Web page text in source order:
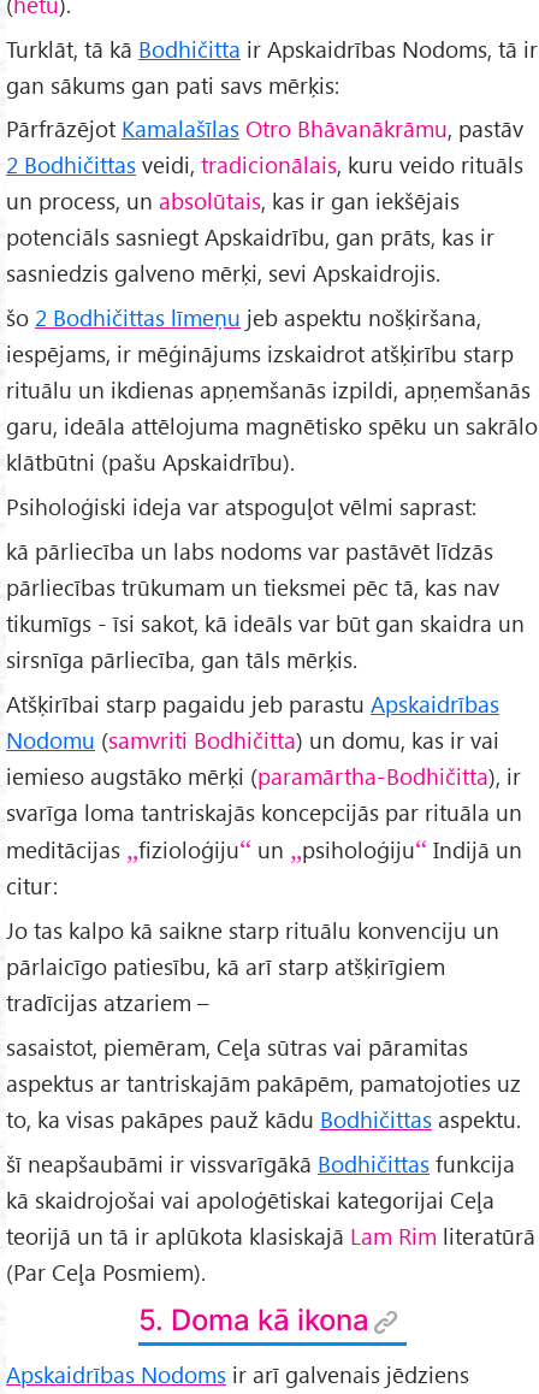
Turklāt, tā kā Bodhičitta ir Apskaidrības Nodoms, tā ir
gan sākums gan pati savs mērķis:
Pārfrāzējot Kamalašīlas Otro Bhāvanākrāmu, pastāv
2 Bodhičittas veidi, tradicionālais, kuru veido rituāls
un process, un absolūtais, kas ir gan iekšējais
potenciāls sasniegt Apskaidrību, gan prāts, kas ir
sasniedzis galveno mērķi, sevi Apskaidrojis.
šo 2 Bodhičittas līmeņu jeb aspektu nošķiršana,
iespējams, ir mēģinājums izskaidrot atšķirību starp
rituālu un ikdienas apņemšanās izpildi, apņemšanās
garu, ideāla attēlojuma magnētisko spēku un sakrālo
klātbūtni (pašu Apskaidrību).
Psiholoģiski ideja var atspoguļot vēlmi saprast:
kā pārliecība un labs nodoms var pastāvēt līdzās
pārliecības trūkumam un tieksmei pēc tā, kas nav
tikumīgs - īsi sakot, kā ideāls var būt gan skaidra un
sirsnīga pārliecība, gan tāls mērķis.
Atšķirībai starp pagaidu jeb parastu Apskaidrības
Nodomu (samvriti Bodhičitta) un domu, kas ir vai
iemieso augstāko mērķi (paramārtha-Bodhičitta), ir
svarīga loma tantriskajās koncepcijās par rituāla un
meditācijas fizioloģiju un psiholoģiju
Indijā un
citur:
Jo tas kalpo kā saikne starp rituālu konvenciju un
pārlaicīgo patiesību, kā arī starp atšķirīgiem
tradīcijas atzariem –
sasaistot, piemēram, Ceļa sūtras vai pāramitas
aspektus ar tantriskajām pakāpēm, pamatojoties uz
to, ka visas pakāpes pauž kādu Bodhičittas aspektu.
šī neapšaubāmi ir vissvarīgākā Bodhičittas funkcija
kā skaidrojošai vai apoloģētiskai kategorijai Ceļa
teorijā un tā ir aplūkota klasiskajā Lam Rim literatūrā
(Par Ceļa Posmiem).
5. Doma kā ikona
Apskaidrības Nodoms ir arī galvenais jēdziens